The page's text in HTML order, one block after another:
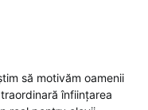
să motivăm oamenii
înființarea